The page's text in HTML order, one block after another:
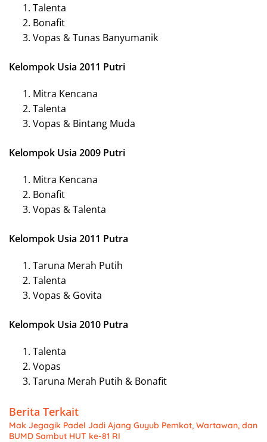
Talenta
Bonafit
Vopas & Tunas Banyumanik
Kelompok Usia 2011 Putri
Mitra Kencana
Talenta
Vopas & Bintang Muda
Kelompok Usia 2009 Putri
Mitra Kencana
Bonafit
Vopas & Talenta
Kelompok Usia 2011 Putra
Taruna Merah Putih
Talenta
Vopas & Govita
Kelompok Usia 2010 Putra
Talenta
Vopas
Taruna Merah Putih & Bonafit
Berita Terkait
Mak Jegagik Padel Jadi Ajang Guyub Pemkot, Wartawan, dan
BUMD Sambut HUT ke-81 RI